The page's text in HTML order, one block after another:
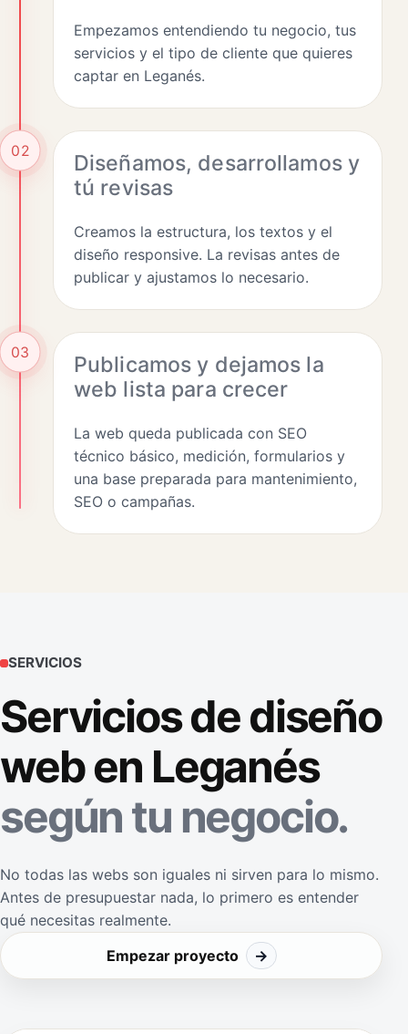
Empezamos entendiendo tu negocio, tus
servicios y el tipo de cliente que quieres
captar en Leganés.
02
Diseñamos, desarrollamos y
tú revisas
Creamos la estructura, los textos y el
diseño responsive. La revisas antes de
publicar y ajustamos lo necesario.
03
Publicamos y dejamos la
web lista para crecer
La web queda publicada con SEO
técnico básico, medición, formularios y
una base preparada para mantenimiento,
SEO o campañas.
SERVICIOS
Servicios de diseño
web en Leganés
según tu negocio.
No todas las webs son iguales ni sirven para lo mismo.
Antes de presupuestar nada, lo primero es entender
qué necesitas realmente.
Empezar proyecto
→